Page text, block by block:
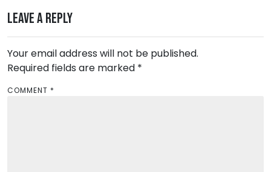
n
v
i
g
Leave a Reply
Your email address will not be published.
Required fields are marked *
COMMENT *